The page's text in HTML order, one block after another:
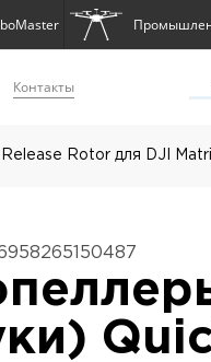
Контакты
Rotor для DJI